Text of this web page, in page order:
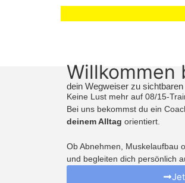
Willkommen
dein Wegweiser zu
Keine Lust mehr auf 08/15-
Bei uns bekommst du ein
deinem Alltag orientiert.
Ob Abnehmen, Muskelaufbau
und begleiten dich persönlich